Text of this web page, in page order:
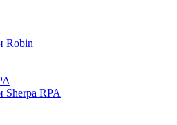
Robin
Sherpa RPA